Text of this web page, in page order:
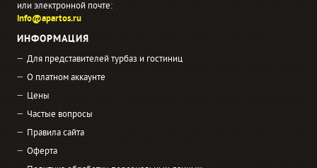
или электронной почте:
info@apartos.ru
ИНФОРМАЦИЯ
Для представителей турбаз и гостиниц
О платном аккаунте
Цены
Частые вопросы
Правила сайта
Оферта